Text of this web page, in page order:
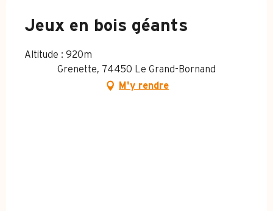
Jeux en bois géants
Altitude : 920m
Grenette, 74450 Le Grand-Bornand
M'y rendre